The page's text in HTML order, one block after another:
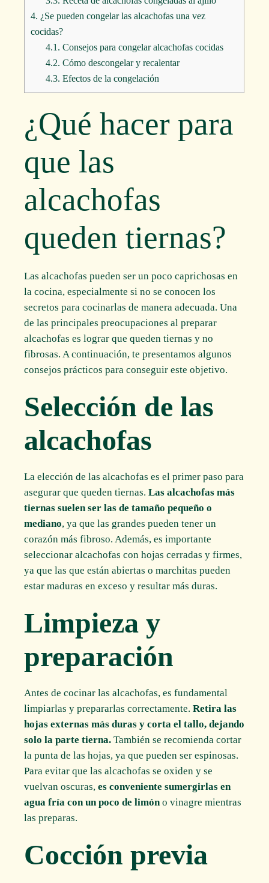
4. ¿Se pueden congelar las alcachofas una vez
cocidas?
4.1. Consejos para congelar alcachofas cocidas
4.2. Cómo descongelar y recalentar
4.3. Efectos de la congelación
¿Qué hacer para
que las
alcachofas
queden tiernas?
Las alcachofas pueden ser un poco caprichosas en
la cocina, especialmente si no se conocen los
secretos para cocinarlas de manera adecuada. Una
de las principales preocupaciones al preparar
alcachofas es lograr que queden tiernas y no
fibrosas. A continuación, te presentamos algunos
consejos prácticos para conseguir este objetivo.
Selección de las
alcachofas
La elección de las alcachofas es el primer paso para
asegurar que queden tiernas.Las alcachofas más
tiernas suelen ser las de tamaño pequeño o
mediano, ya que las grandes pueden tener un
corazón más fibroso. Además, es importante
seleccionar alcachofas con hojas cerradas y firmes,
ya que las que están abiertas o marchitas pueden
estar maduras en exceso y resultar más duras.
Limpieza y
preparación
Antes de cocinar las alcachofas, es fundamental
limpiarlas y prepararlas correctamente.Retira las
hojas externas más duras y corta el tallo, dejando
solo la parte tierna. También se recomienda cortar
la punta de las hojas, ya que pueden ser espinosas.
Para evitar que las alcachofas se oxiden y se
vuelvan oscuras,es conveniente sumergirlas en
agua fría con un poco de limón o vinagre mientras
las preparas.
Cocción previa